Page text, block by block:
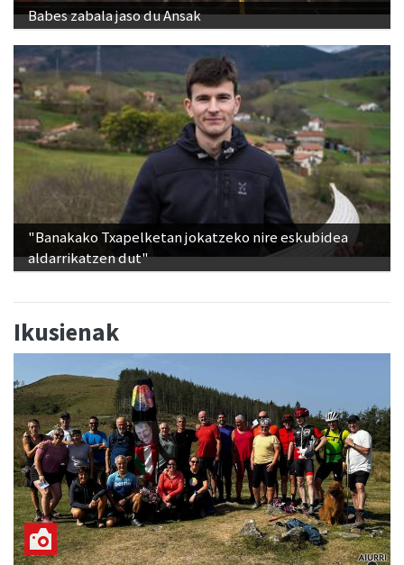
Babes zabala jaso du Ansak
"Banakako Txapelketan jokatzeko nire eskubidea
aldarrikatzen dut"
Ikusienak